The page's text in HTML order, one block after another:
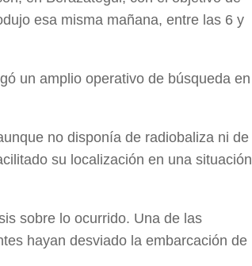
esa misma mañana, entre las 6 y
un amplio operativo de búsqueda en
no disponía de radiobaliza ni de
su localización en una situación
sobre lo ocurrido. Una de las
hayan desviado la embarcación de